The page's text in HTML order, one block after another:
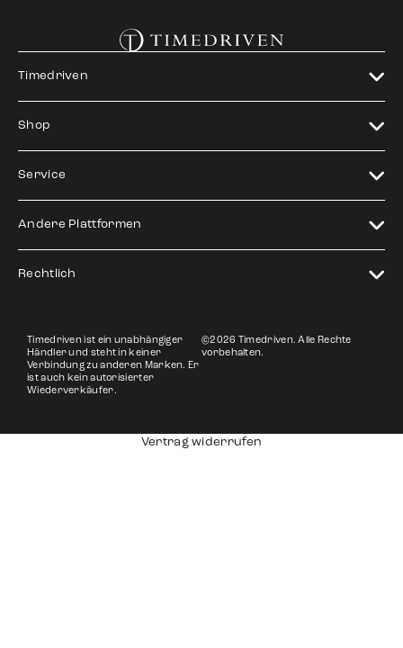
Timedriven
Shop
Service
Andere Plattformen
Rechtlich
Timedriven ist ein unabhängiger
Händler und steht in keiner
Verbindung zu anderen Marken. Er
ist auch kein autorisierter
Wiederverkäufer.
©2026 Timedriven. Alle Rechte
vorbehalten.
Vertrag widerrufen